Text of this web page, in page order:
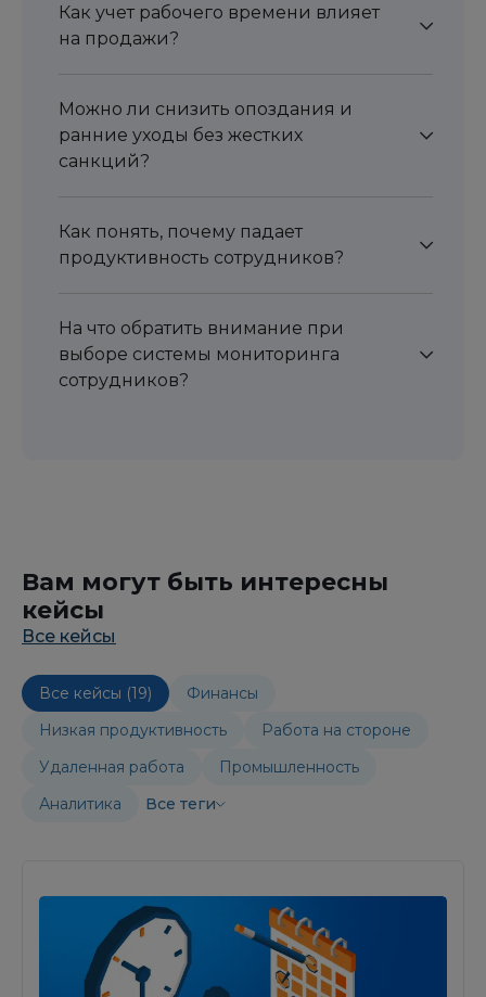
Как учет рабочего времени влияет
на продажи?
Можно ли снизить опоздания и
ранние уходы без жестких
санкций?
Как понять, почему падает
продуктивность сотрудников?
На что обратить внимание при
выборе системы мониторинга
сотрудников?
Вам могут быть интересны
кейсы
Все кейсы
Все кейсы (19)
Финансы
Низкая продуктивность
Работа на стороне
Удаленная работа
Промышленность
Аналитика
Все теги